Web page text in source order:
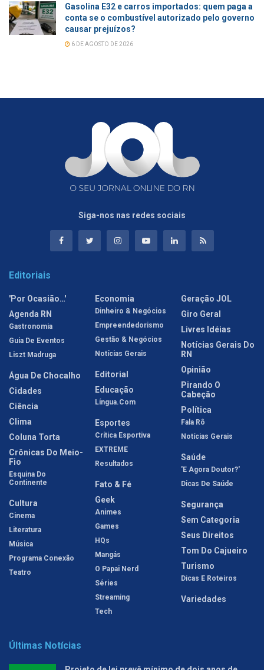
Gasolina E32 e carros importados: quem paga a
conta se o combustível autorizado pelo governo
causar prejuízos?
6 DE AGOSTO DE 2026
Siga-nos nas redes sociais
Editoriais
'Por Ocasião…'
Agenda RN
Gastronomia
Guia De Eventos
Liszt Madruga
Água De Chocalho
Cidades
Ciência
Clima
Coluna Torta
Crônicas Do Meio-
Fio
Esquina Do
Continente
Cultura
Cinema
Literatura
Música
Programa Conexão
Teatro
Economia
Dinheiro & Negócios
Empreendedorismo
Gestão & Negócios
Notícias Gerais
Editorial
Educação
Língua.com
Esportes
Crítica Esportiva
EXTREME
Resultados
Fato & Fé
Geek
Animes
Games
HQs
Mangás
O Papai Nerd
Séries
Streaming
Tech
Geração JOL
Giro Geral
Livres Idéias
Notícias Gerais Do
RN
Opinião
Pirando O
Cabeção
Política
Fala Rô
Notícias Gerais
Saúde
'E Agora Doutor?'
Dicas De Saúde
Segurança
Sem Categoria
Seus Direitos
Tom Do Cajueiro
Turismo
Dicas E Roteiros
Variedades
Últimas Notícias